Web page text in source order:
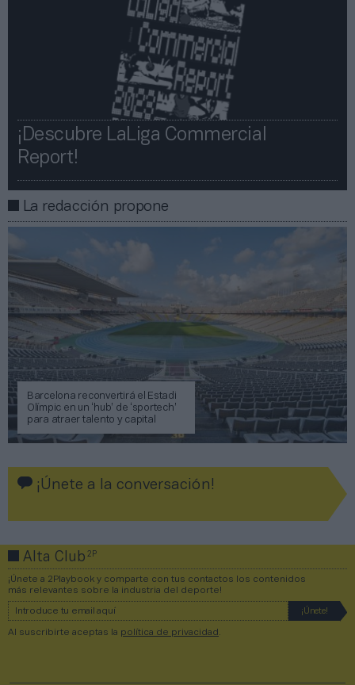
¡Descubre LaLiga Commercial
Report!​​
La redacción propone
Barcelona reconvertirá el Estadi
Olímpic en un ‘hub’ de ‘sportech’
para atraer talento y capital
¡Únete a la conversación!
Alta Club2P
¡Únete a 2Playbook y comparte con tus contactos los contenidos
más relevantes sobre la industria del deporte!
Al suscribirte aceptas la política de privacidad